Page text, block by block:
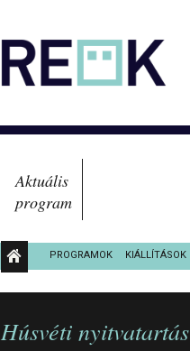
Aktuális
program
PROGRAMOK KIÁLLÍTÁSOK
KÖZÉRDEKŰ ADATOK
Húsvéti nyitvatartás